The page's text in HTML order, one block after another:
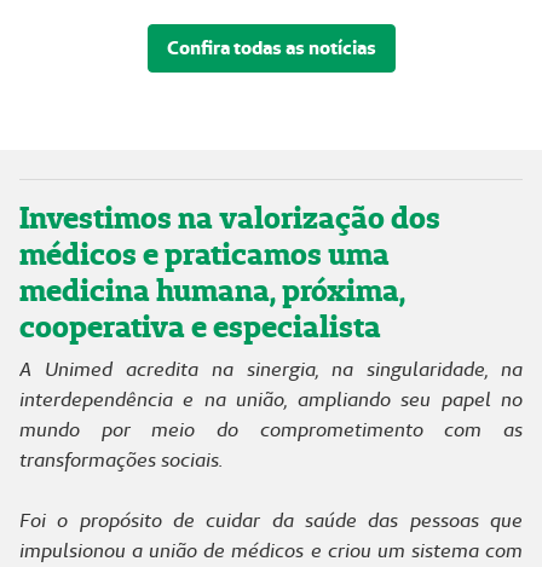
Confira todas as notícias
Investimos na valorização dos
médicos e praticamos uma
medicina humana, próxima,
cooperativa e especialista
A Unimed acredita na sinergia, na singularidade, na
interdependência e na união, ampliando seu papel no
mundo por meio do comprometimento com as
transformações sociais.
Foi o propósito de cuidar da saúde das pessoas que
impulsionou a união de médicos e criou um sistema com